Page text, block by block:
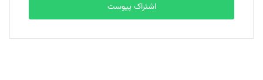
بابک نقاش
تحریریه
اشتراک پیوست